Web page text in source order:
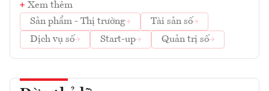
Xem thêm
Sản phẩm - Thị trường
Tài sản số
Dịch vụ số
Start-up Quản trị số